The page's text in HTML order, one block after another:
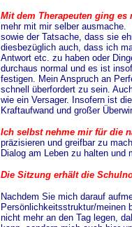
Mit dem Therapeuten ging es
mehr mit mir selber ausmache.
sowie der Tatsache, dass sie
diesbezüglich auch, dass ich
Antwort etc. zu haben oder
durchaus normal und es ist
festigen. Mein Anspruch an
schnell überfordert zu sein.
wie ein Versager. Insofern ist
Kraftaufwand und großer
Ich selbst nehme mir für die
präzisieren und greifbar zu
Dialog am Leben zu halten und
Die Sitzung erhält die
Nachdem Sie mich darauf
Persönlichkeitsstruktur/meinen
nicht mehr an den Tag legen,